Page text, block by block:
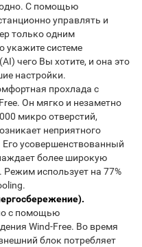
С помощью
управлять и
только одним
укажите системе
чего Вы хотите, и она это
настройки.
прохлада с
Он мягко и незаметно
микро отверстий,
неприятного
усовершенствованный
более широкую
использует на 77%
с помощью
Wind-Free. Во время
блок потребляет